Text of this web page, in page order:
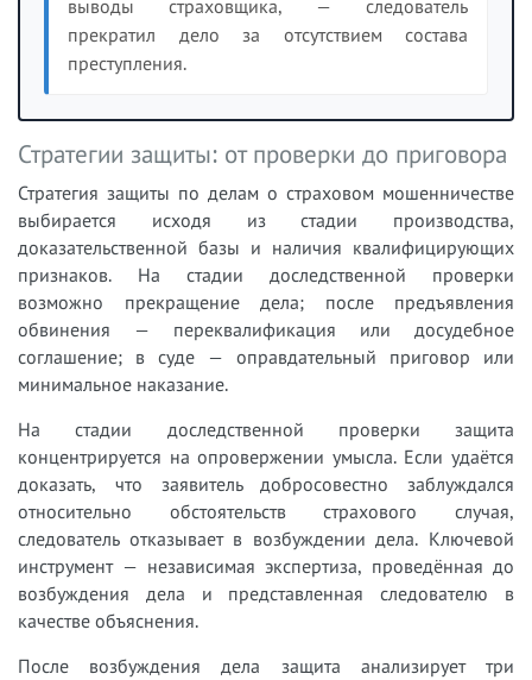
выводы страховщика, — следователь
прекратил дело за отсутствием состава
преступления.
Стратегии защиты: от проверки до приговора
Стратегия защиты по делам о страховом мошенничестве
выбирается исходя из стадии производства,
доказательственной базы и наличия квалифицирующих
признаков. На стадии доследственной проверки
возможно прекращение дела; после предъявления
обвинения — переквалификация или досудебное
соглашение; в суде — оправдательный приговор или
минимальное наказание.
На стадии доследственной проверки защита
концентрируется на опровержении умысла. Если удаётся
доказать, что заявитель добросовестно заблуждался
относительно обстоятельств страхового случая,
следователь отказывает в возбуждении дела. Ключевой
инструмент — независимая экспертиза, проведённая до
возбуждения дела и представленная следователю в
качестве объяснения.
После возбуждения дела защита анализирует три